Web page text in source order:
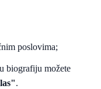
poslovima;
biografiju možete
.